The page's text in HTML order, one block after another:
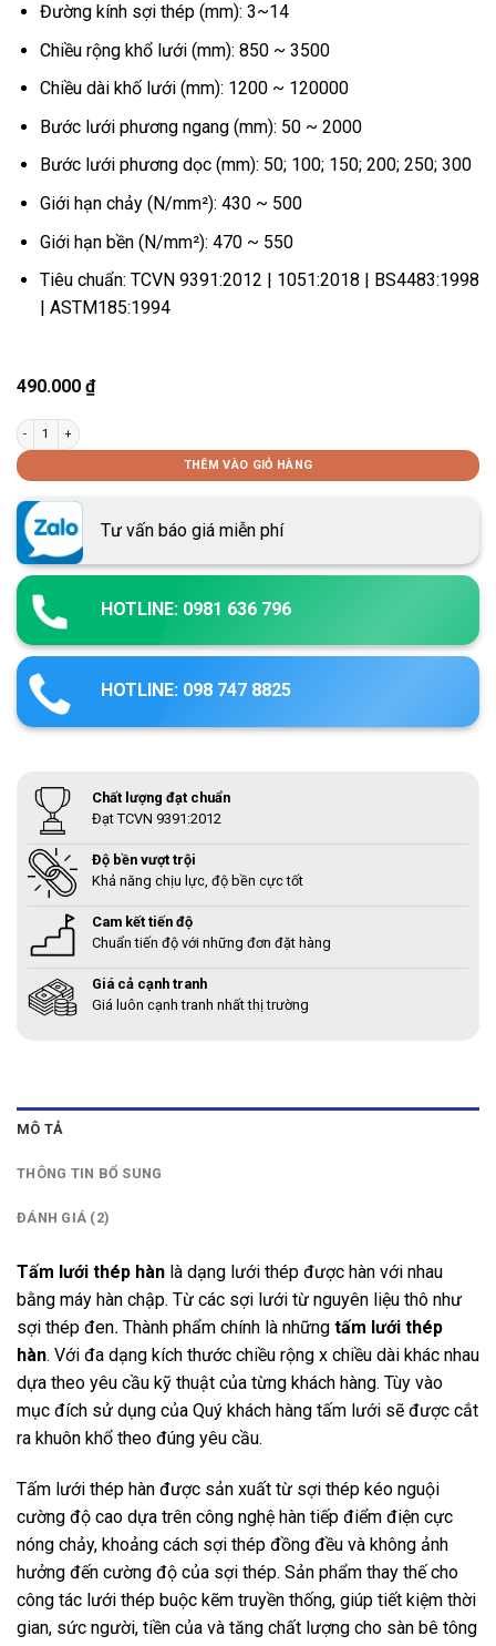
Đường kính sợi thép (mm): 3~14
Chiều rộng khổ lưới (mm): 850 ~ 3500
Chiều dài khố lưới (mm): 1200 ~ 120000
Bước lưới phương ngang (mm): 50 ~ 2000
Bước lưới phương dọc (mm): 50; 100; 150; 200; 250; 300
Giới hạn chảy (N/mm²): 430 ~ 500
Giới hạn bền (N/mm²): 470 ~ 550
Tiêu chuẩn: TCVN 9391:2012 | 1051:2018 | BS4483:1998
| ASTM185:1994
490.000 ₫
Tấm lưới thép hàn số lượng
THÊM VÀO GIỎ HÀNG
Tư vấn báo giá miễn phí
HOTLINE: 0981 636 796
HOTLINE: 098 747 8825
Chất lượng đạt chuẩn
Đạt TCVN 9391:2012
Độ bền vượt trội
Khả năng chịu lực, độ bền cực tốt
Cam kết tiến độ
Chuẩn tiến độ với những đơn đặt hàng
Giá cả cạnh tranh
Giá luôn cạnh tranh nhất thị trường
MÔ TẢ
THÔNG TIN BỔ SUNG
ĐÁNH GIÁ (2)
Tấm lưới thép hàn là dạng lưới thép được hàn với nhau
bằng máy hàn chập. Từ các sợi lưới từ nguyên liệu thô như
sợi thép đen. Thành phẩm chính là những tấm lưới thép
hàn. Với đa dạng kích thước chiều rộng x chiều dài khác nhau
dựa theo yêu cầu kỹ thuật của từng khách hàng. Tùy vào
mục đích sử dụng của Quý khách hàng tấm lưới sẽ được cắt
ra khuôn khổ theo đúng yêu cầu.
Tấm lưới thép hàn được sản xuất từ sợi thép kéo nguội
cường độ cao dựa trên công nghệ hàn tiếp điểm điện cực
nóng chảy, khoảng cách sợi thép đồng đều và không ảnh
hưởng đến cường độ của sợi thép. Sản phẩm thay thế cho
công tác lưới thép buộc kẽm truyền thống, giúp tiết kiệm thời
gian, sức người, tiền của và tăng chất lượng cho sàn bê tông